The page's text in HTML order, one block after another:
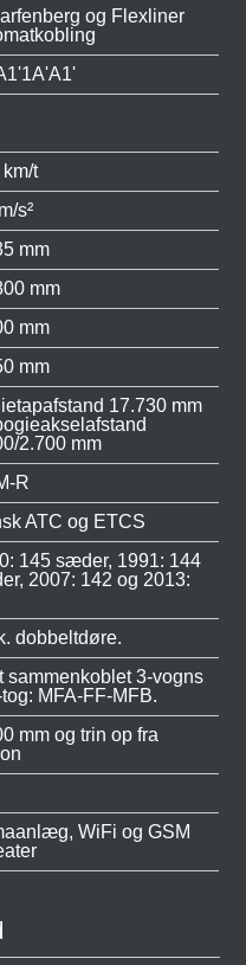
og Flexliner
km/t
s²
mm
mm
mm
mm
17.730 mm
2.700 mm
R
ATC og ETCS
145 sæder, 1991: 144
2007: 142 og 2013:
dobbeltdøre.
sammenkoblet 3-vogns
tog: MFA-FF-MFB.
mm og trin op fra
WiFi og GSM